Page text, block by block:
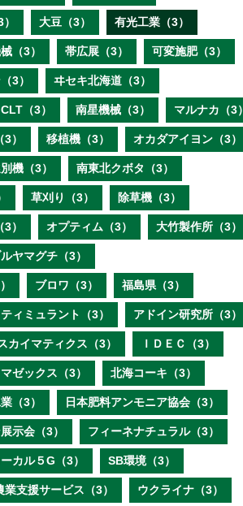
大豆（3） 有光工業（3）
（3） 帯広展（3） 可変施肥（3）
3） ヰセキ北海道（3）
CLT（3） 南星機械（3） マルナカ（3）
） 移植機（3） オカダアイヨン（3）
機（3） 南東北クボタ（3）
草刈り（3） 除草機（3）
） オプティム（3） 大竹製作所（3）
ヤマグチ（3）
ブロワ（3） 福島県（3）
ィミュラント（3） アドイン研究所（3）
カイマティクス（3） ＩＤＥＣ（3）
マゼックス（3） 北海コーキ（3）
（3） 日本肥料アンモニア協会（3）
示会（3） フィーネナチュラル（3）
カル５G（3） SB環境（3）
業支援サービス（3） ウクライナ（3）